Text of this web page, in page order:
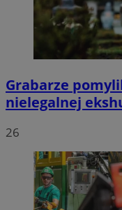
Grabarze
nielegalnej
26